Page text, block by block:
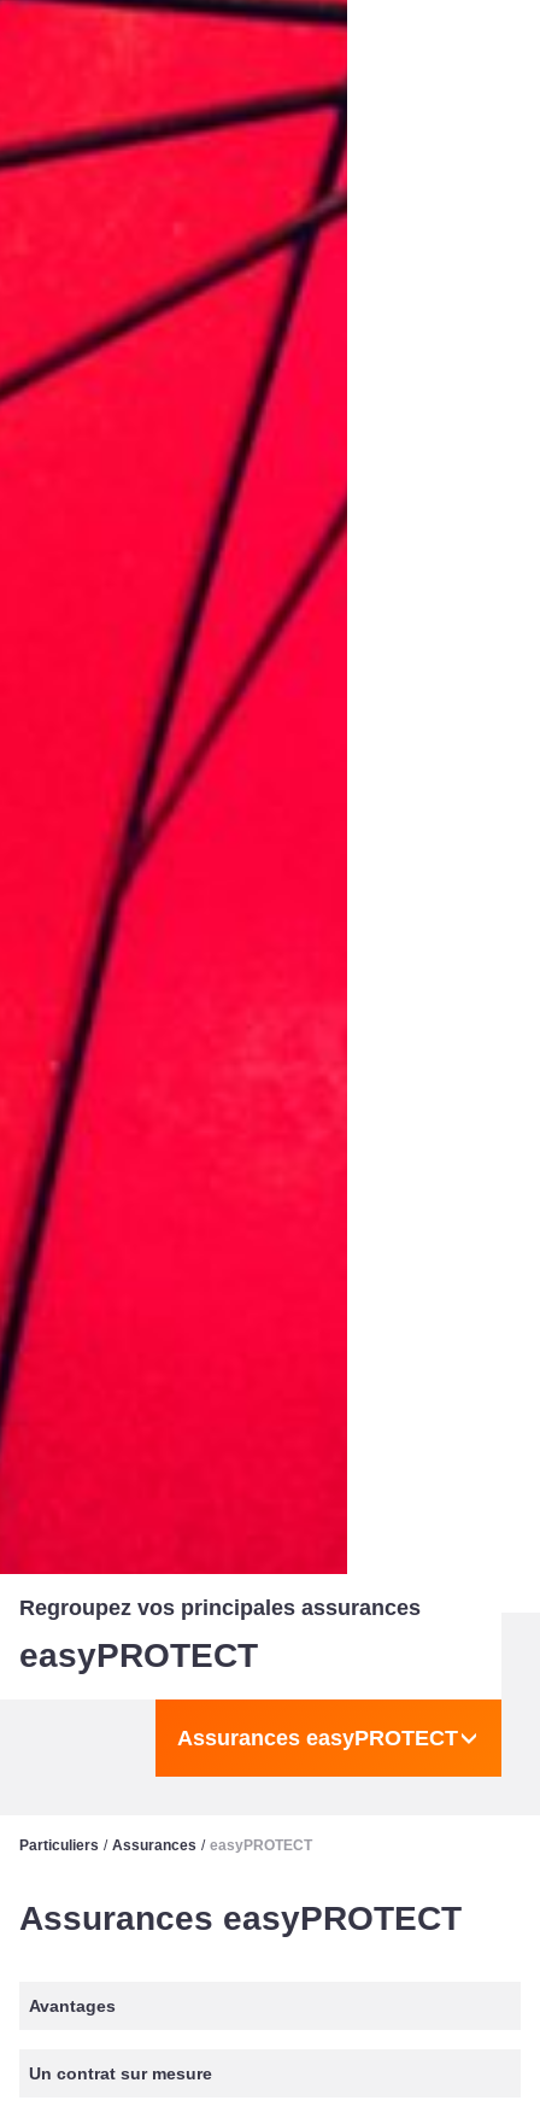
Regroupez vos principales assurances
easyPROTECT
Assurances easyPROTECT
Particuliers / Assurances / easyPROTECT
Assurances easyPROTECT
Avantages
Un contrat sur mesure